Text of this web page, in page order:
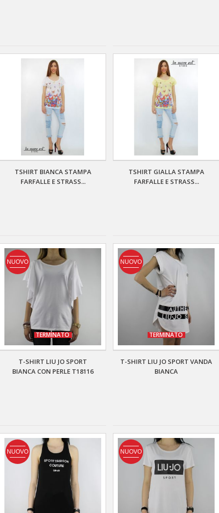
TSHIRT BIANCA STAMPA
FARFALLE E STRASS...
TSHIRT GIALLA STAMPA
FARFALLE E STRASS...
TERMINATO
NUOVO
T-SHIRT LIU JO SPORT
BIANCA CON PERLE T18116
TERMINATO
NUOVO
T-SHIRT LIU JO SPORT VANDA
BIANCA
NUOVO NUOVO